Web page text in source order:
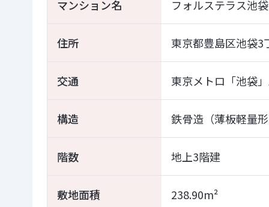
マンション名 フォルステラス池袋
住所 東京都豊島区池袋3
交通 東京メトロ「池袋
構造 鉄骨造（薄板軽量
階数 地上3階建
敷地面積 238.90m²